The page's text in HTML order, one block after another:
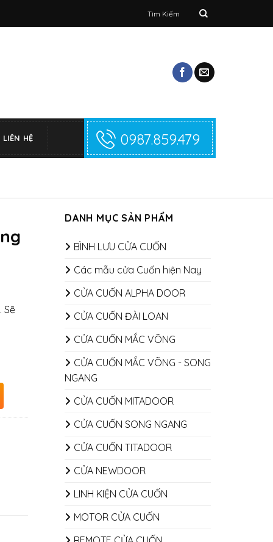
kiếm:
LIÊN HỆ 0987.859.479
DANH MỤC SẢN PHẨM
BÌNH LƯU CỬA CUỐN
Các mẫu cửa Cuốn hiện Nay
CỬA CUỐN ALPHA DOOR
CỬA CUỐN ĐÀI LOAN
CỬA CUỐN MẮC VÕNG
CỬA CUỐN MẮC VÕNG - SONG
NGANG
CỬA CUỐN MITADOOR
CỬA CUỐN SONG NGANG
CỬA CUỐN TITADOOR
CỬA NEWDOOR
LINH KIỆN CỬA CUỐN
MOTOR CỬA CUỐN
Sẽ